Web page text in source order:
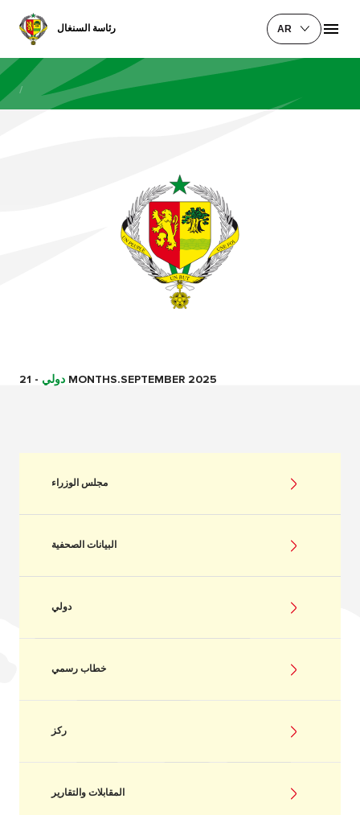
رئاسة السنغال AR
/
دولي - 21 MONTHS.SEPTEMBER 2025
مجلس الوزراء
البيانات الصحفية
دولي
خطاب رسمي
ركز
المقابلات والتقارير